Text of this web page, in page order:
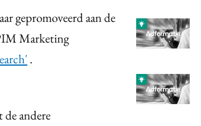
gepromoveerd aan de
Marketing
.
andere